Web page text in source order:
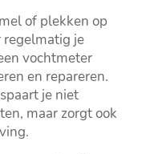
of plekken op
regelmatig je
vochtmeter
en repareren.​
je niet
maar zorgt ook